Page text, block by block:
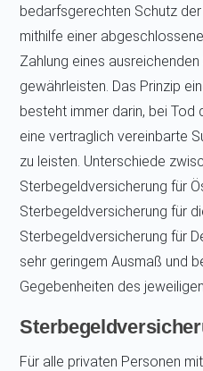
bedarfsgerechten Schutz
mithilfe einer
Zahlung eines
gewährleisten. Das Prinzip
besteht immer darin, bei Tod
eine vertraglich vereinbarte
zu leisten. Unterschiede
Sterbegeldversicherung für
Sterbegeldversicherung für
Sterbegeldversicherung für
sehr geringem Ausmaß und
Gegebenheiten des
Für alle privaten Personen